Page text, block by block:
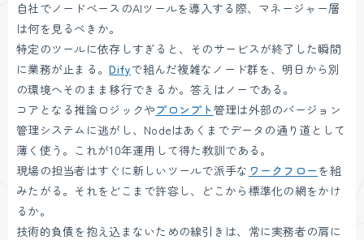
自社でノードベースのAIツールを導入する際、マネージャー層
は何を見るべきか。
特定のツールに依存しすぎると、そのサービスが終了した瞬間
に業務が止まる。Difyで組んだ複雑なノード群を、明日から別
の環境へそのまま移行できるか。答えはノーである。
コアとなる推論ロジックやプロンプト管理は外部のバージョン
管理システムに逃がし、Nodeはあくまでデータの通り道として
薄く使う。これが10年運用して得た教訓である。
現場の担当者はすぐに新しいツールで派手な ワークフロー を組
みたがる。それをどこまで許容し、どこから標準化の網をかけ
るか。
技術的負債を抱え込まないための線引きは、常に実務者の肩に